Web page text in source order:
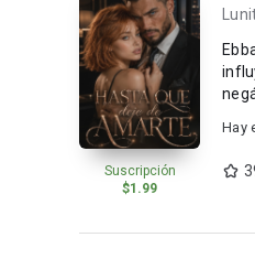
Suscripción
$1.99
Hay